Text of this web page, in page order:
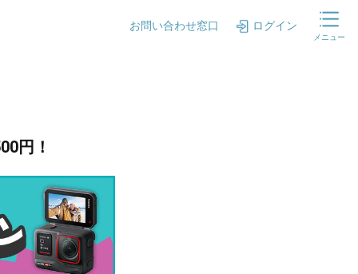
お問い合わせ窓口 ログイン
メニュー
円！